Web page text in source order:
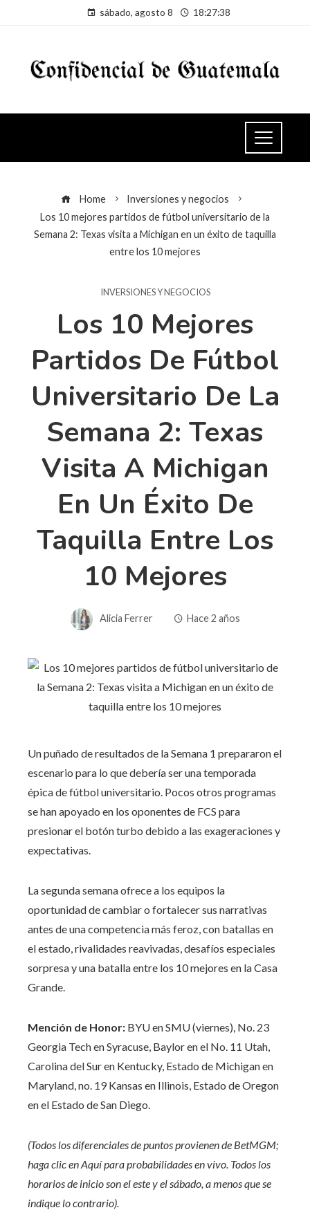
sábado, agosto 8 18:27:39
Home
Inversiones y negocios
Los 10 mejores partidos de fútbol universitario de la
Semana 2: Texas visita a Michigan en un éxito de taquilla
entre los 10 mejores
INVERSIONES Y NEGOCIOS
Los 10 Mejores
Partidos De Fútbol
Universitario De La
Semana 2: Texas
Visita A Michigan
En Un Éxito De
Taquilla Entre Los
10 Mejores
Alicia Ferrer Hace 2 años
Un puñado de resultados de la Semana 1 prepararon el
escenario para lo que debería ser una temporada
épica de fútbol universitario. Pocos otros programas
se han apoyado en los oponentes de FCS para
presionar el botón turbo debido a las exageraciones y
expectativas.
La segunda semana ofrece a los equipos la
oportunidad de cambiar o fortalecer sus narrativas
antes de una competencia más feroz, con batallas en
el estado, rivalidades reavivadas, desafíos especiales
sorpresa y una batalla entre los 10 mejores en la Casa
Grande.
Mención de Honor: BYU en SMU (viernes), No. 23
Georgia Tech en Syracuse, Baylor en el No. 11 Utah,
Carolina del Sur en Kentucky, Estado de Michigan en
Maryland, no. 19 Kansas en Illinois, Estado de Oregon
en el Estado de San Diego.
(Todos los diferenciales de puntos provienen de BetMGM;
haga clic enAquípara probabilidades en vivo. Todos los
horarios de inicio son el este y el sábado, a menos que se
indique lo contrario).